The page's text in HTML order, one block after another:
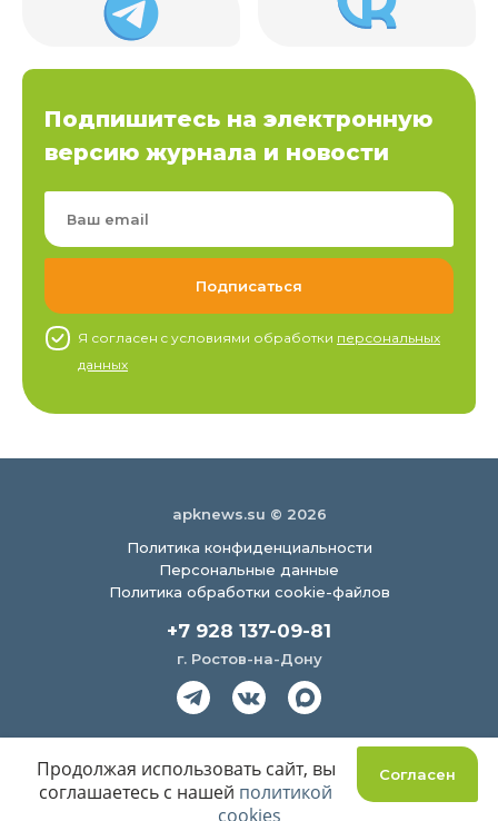
Подпишитесь на электронную
версию журнала и новости
Я согласен c условиями обработки персональных
данных
apknews.su © 2026
Политика конфиденциальности
Персональные данные
Политика обработки cookie-файлов
+7 928 137-09-81
г. Ростов-на-Дону
Согласен
Продолжая использовать сайт, вы
соглашаетесь с нашей политикой
cookies